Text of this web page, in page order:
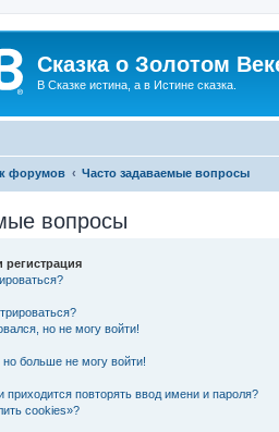
Сказка о Золотом
В Сказке истина, а в Истине сказка.
форумов Часто задаваемые вопросы
вопросы
но не могу войти!
но больше не могу войти!
повторять ввод имени и пароля?
cookies»?